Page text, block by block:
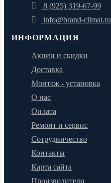
8 (925) 319-67-99
info@brand-climat.ru
ИНФОРМАЦИЯ
Акции и скидки
Доставка
Монтаж - установка
О нас
Оплата
Ремонт и сервис
Сотрудничество
Контакты
Карта сайта
Производители